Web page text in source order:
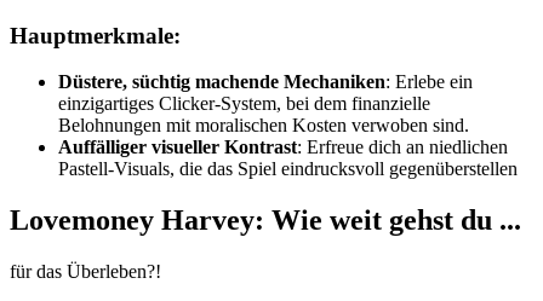
Hauptmerkmale:
Düstere, süchtig machende Mechaniken: Erlebe ein
einzigartiges Clicker-System, bei dem finanzielle
Belohnungen mit moralischen Kosten verwoben sind.
Auffälliger visueller Kontrast: Erfreue dich an niedlichen
Pastell-Visuals, die das Spiel eindrucksvoll gegenüberstellen
Lovemoney Harvey: Wie weit gehst du ...
für das Überleben?!